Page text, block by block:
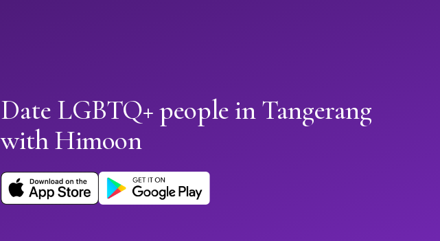
Date LGBTQ+ people in Tangerang
with Himoon